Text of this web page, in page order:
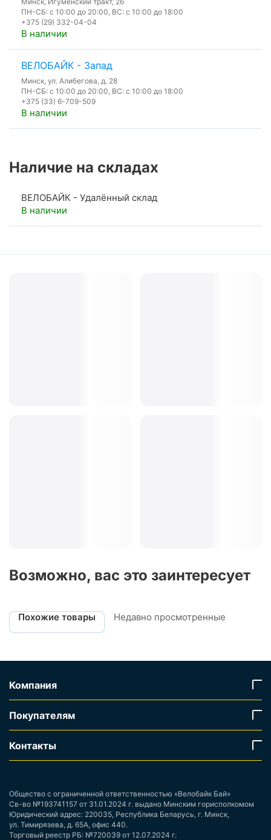
ПН-СБ: с 10:00 до 20:00, ВС: с 10:00 до 18:00
+375 (29) 332-04-04
В наличии
ВЕЛОБАЙК - Запад
Минск, ул. Алибегова, д. 28
ПН-СБ: с 10:00 до 20:00, ВС: с 10:00 до 18:00
+375 (33) 6-709-509
В наличии
Наличие на складах
ВЕЛОБАЙК - Удалённый склад
В наличии
Возможно, вас это заинтересует
Похожие товары Недавно просмотренные
Компания
Покупателям
Контакты
Общество с ограниченной ответственностью «Велобайк Бай»
Св-во №193741157 от 31.01.2024 г. выдано Минским горисполкомом
Юридический адрес: 220035, Республика Беларусь, г. Минск,
ул. Тимирязева, д. 65А, офис 440.
Торговый реестр РБ: №720039 от 12.07.2024 г.